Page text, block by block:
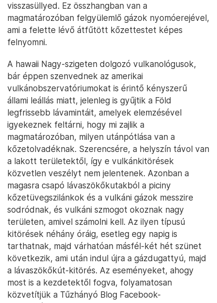
visszasüllyed. Ez összhangban van a
magmatározóban felgyülemlő gázok nyomóerejével,
ami a felette lévő átfűtött kőzettestet képes
felnyomni.
A hawaii Nagy-szigeten dolgozó vulkanológusok,
bár éppen szenvednek az amerikai
vulkánobszervatóriumokat is érintő kényszerű
állami leállás miatt, jelenleg is gyűjtik a Föld
legfrissebb lávamintáit, amelyek elemzésével
igyekeznek feltárni, hogy mi zajlik a
magmatározóban, milyen utánpótlása van a
kőzetolvadéknak. Szerencsére, a helyszín távol van
a lakott területektől, így e vulkánkitörések
közvetlen veszélyt nem jelentenek. Azonban a
magasra csapó lávaszökőkutakból a piciny
kőzetüvegszilánkok és a vulkáni gázok messzire
sodródnak, és vulkáni szmogot okoznak nagy
területen, amivel számolni kell. Az ilyen típusú
kitörések néhány óráig, esetleg egy napig is
tarthatnak, majd várhatóan másfél-két hét szünet
következik, ami után indul újra a gázdugattyú, majd
a lávaszökőkút-kitörés. Az eseményeket, ahogy
most is a kezdetektől fogva, folyamatosan
közvetítjük a Tűzhányó Blog Facebook-